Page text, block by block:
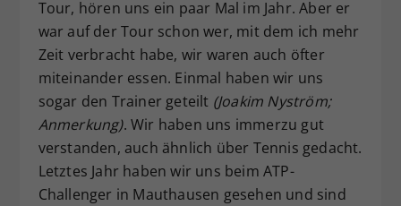
Tour, hören uns ein paar Mal im Jahr. Aber er
war auf der Tour schon wer, mit dem ich mehr
Zeit verbracht habe, wir waren auch öfter
miteinander essen. Einmal haben wir uns
sogar den Trainer geteilt (Joakim Nyström;
Anmerkung). Wir haben uns immerzu gut
verstanden, auch ähnlich über Tennis gedacht.
Letztes Jahr haben wir uns beim ATP-
Challenger in Mauthausen gesehen und sind